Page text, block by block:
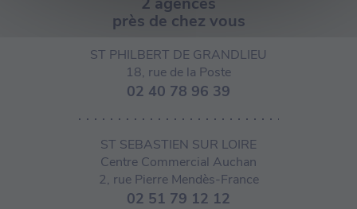
près de chez vous
ST PHILBERT DE GRANDLIEU
18, rue de la Poste
02 40 78 96 39
ST SEBASTIEN SUR LOIRE
Centre Commercial Auchan
2, rue Pierre Mendès-France
02 51 79 12 12